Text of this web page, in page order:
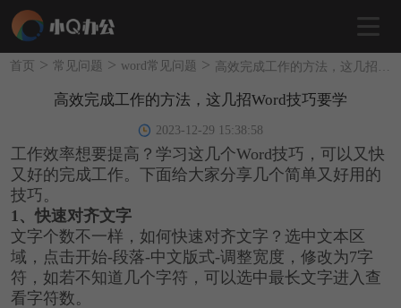
首页 > 常见问题 > word常见问题 >
高效完成工作的方法，这几招Word技巧要学
2023-12-29 15:38:58
工作效率想要提高？学习这几个Word技巧，可以又快
又好的完成工作。下面给大家分享几个简单又好用的
技巧。
1、快速对齐文字
文字个数不一样，如何快速对齐文字？选中文本区
域，点击开始-段落-中文版式-调整宽度，修改为7字
符，如若不知道几个字符，可以选中最长文字进入查
看字符数。